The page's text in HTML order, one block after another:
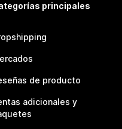
principales
de producto
adicionales y